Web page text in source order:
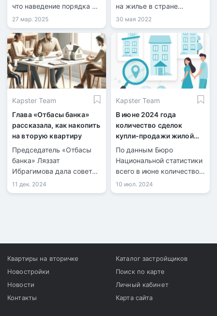
что наведение порядка на
рынке жилья поможет
вывести строительный
сектор из тени и повысить
его прозрачность.
27 мар. 2025
на жилье в стране
продолжают расти, при
том что продажи квартир
значительно упали,
передает корреспондент
Tengrinews.kz.
30 мая 2022
Kapster Team
Глава «Отбасы банка»
рассказала, как накопить
на вторую квартиру
Председатель «Отбасы
банка» Ляззат
Ибрагимова дала советы
по покупке второго
жилья.
11 дек. 2024
Kapster Team
В июне 2024 года
количество сделок
купли-продажи жилой
недвижимости
увеличилось на 6%
По данным Бюро
Национальной статистики
всего в июне количество
зарегистрированных
сделок купли-продажи
многоквартирных домах.
10 июл. 2024
Квартиры на вторичке
Новостройки
Новости
Контакты
Каталог застройщиков
Поиск по карте
Личный кабинет
Карта сайта